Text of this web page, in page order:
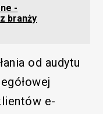
-
branży
od audytu
e-